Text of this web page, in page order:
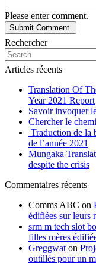
Please enter comment.
Rechercher
Articles récents
Translation Of
Year 2021 Report
Savoir invoquer
Chercher le
Traduction de la
de l’année 2021
Mungaka
despite the crisis
Commentaires récents
Comms ABC on
édifiées sur leurs
srm m tech slot
filles mères
Greggwat on
outillés pour un